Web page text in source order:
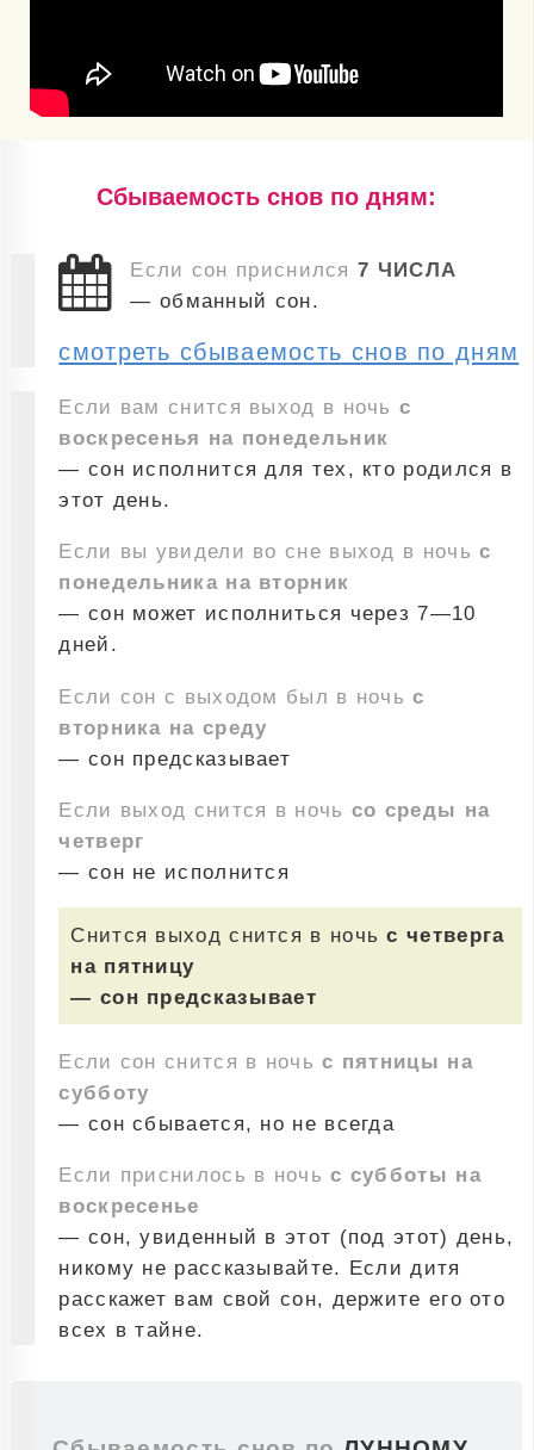
Cбываемость снов по дням:
Если сон приснился 7 ЧИСЛА
— обманный сон.
смотреть сбываемость снов по дням
Если вам снится выход в ночьс
воскресенья на понедельник
— сон исполнится для тех, кто родился в
этот день.
Если вы увидели во сне выход в ночьс
понедельника на вторник
— сон может исполниться через 7—10
дней.
Если сон с выходом был в ночьс
вторника на среду
— сон предсказывает
Если выход снится в ночь со среды на
четверг
— сон не исполнится
Снится выход снится в ночьс четверга
на пятницу
— сон предсказывает
Если сон снится в ночьс пятницы на
субботу
— сон сбывается, но не всегда
Если приснилось в ночьс субботы на
воскресенье
— сон, увиденный в этот (под этот) день,
никому не рассказывайте. Если дитя
расскажет вам свой сон, держите его ото
всех в тайне.